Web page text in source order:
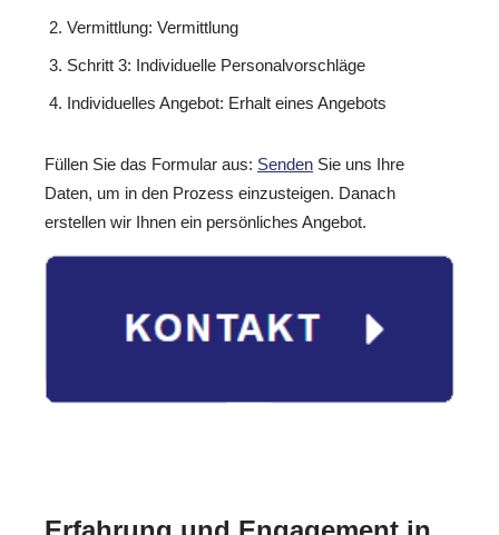
Vermittlung: Vermittlung
Schritt 3: Individuelle Personalvorschläge
Individuelles Angebot: Erhalt eines Angebots
Füllen Sie das Formular aus: Senden Sie uns Ihre
Daten, um in den Prozess einzusteigen. Danach
erstellen wir Ihnen ein persönliches Angebot.